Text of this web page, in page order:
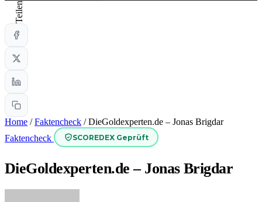
Teilen
Home / Faktencheck / DieGoldexperten.de – Jonas Brigdar
Faktencheck
SCOREDEX Geprüft
DieGoldexperten.de – Jonas Brigdar